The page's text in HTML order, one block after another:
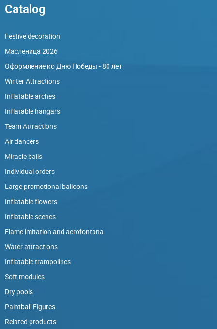
Catalog
Festive decoration
Масленица 2026
Оформление ко Дню Победы - 80 лет
Winter Attractions
Inflatable arches
Inflatable hangars
Team Attractions
Air dancers
Miracle balls
Individual orders
Large promotional balloons
Inflatable flowers
Inflatable scenes
Flame imitation and aerofontana
Water attractions
Inflatable trampolines
Soft modules
Dry pools
Paintball Figures
Related products